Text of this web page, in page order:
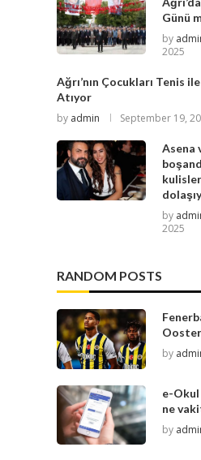
Günü
by
2025
Ağrı’nın Çocukları Tenis
Atıyor
by admin September 19,
Asena
by
2025
RANDOM POSTS
by
e-Okul
ne
by